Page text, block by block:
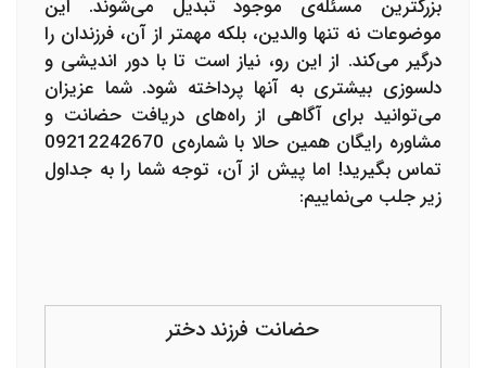
بزرگترین مسئله‌ی موجود تبدیل می‌شوند. این
موضوعات نه تنها والدین، بلکه مهمتر از آن، فرزندان را
درگیر می‌کند. از این رو، نیاز است تا با دور اندیشی و
دلسوزی بیشتری به آنها پرداخته شود. شما عزیزان
می‌توانید برای آگاهی از راه‌‌های دریافت حضانت و
مشاوره رایگان همین حالا با شماره‌ی 09212242670
تماس بگیرید! اما پیش از آن، توجه شما را به جداول
زیر جلب می‌نماییم:
حضانت فرزنددختر